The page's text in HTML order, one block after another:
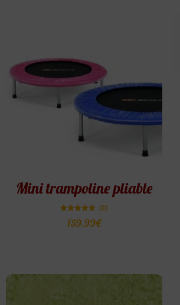
Mini trampoline pliable
5.00
(2)
159.99€